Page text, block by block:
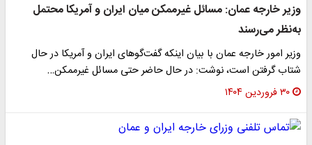
وزیر خارجه عمان: مسائل غیرممکن میان ایران و آمریکا محتمل
به‌نظر می‌رسند
وزیر امور خارجه عمان با بیان اینکه گفت‌گوهای ایران و آمریکا در حال
شتاب گرفتن است، نوشت: در حال حاضر حتی مسائل غیرممکن…
۳۰ فروردین ۱۴۰۴